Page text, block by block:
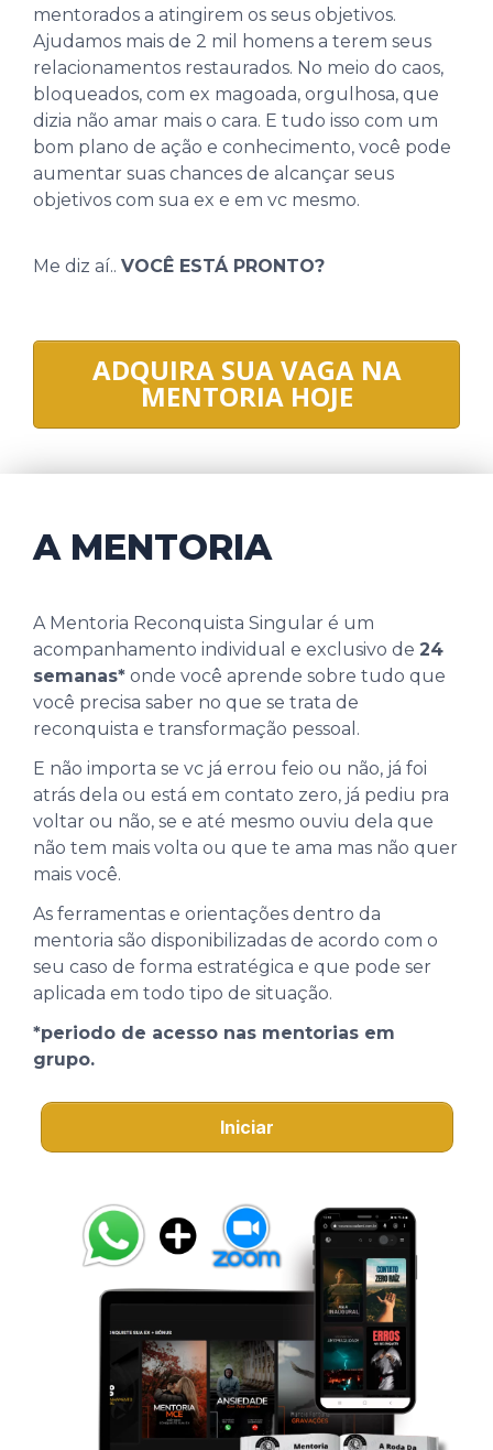
mentorados a atingirem os seus objetivos.
Ajudamos mais de 2 mil homens a terem seus
relacionamentos restaurados. No meio do caos,
bloqueados, com ex magoada, orgulhosa, que
dizia não amar mais o cara. E tudo isso com um
bom plano de ação e conhecimento, você pode
aumentar suas chances de alcançar seus
objetivos com sua ex e em vc mesmo.
Me diz aí.. VOCÊ ESTÁ PRONTO?
ADQUIRA SUA VAGA NA
MENTORIA HOJE
A MENTORIA
A Mentoria Reconquista Singular é um
acompanhamento individual e exclusivo de 24
semanas* onde você aprende sobre tudo que
você precisa saber no que se trata de
reconquista e transformação pessoal.
E não importa se vc já errou feio ou não, já foi
atrás dela ou está em contato zero, já pediu pra
voltar ou não, se e até mesmo ouviu dela que
não tem mais volta ou que te ama mas não quer
mais você.
As ferramentas e orientações dentro da
mentoria são disponibilizadas de acordo com o
seu caso de forma estratégica e que pode ser
aplicada em todo tipo de situação.
*periodo de acesso nas mentorias em
grupo.
Iniciar